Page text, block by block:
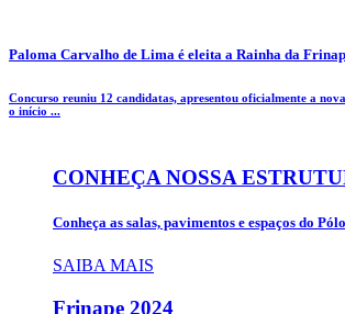
Paloma Carvalho de Lima é eleita a Rainha da
Concurso reuniu 12 candidatas, apresentou oficialmente a
o início ...
CONHEÇA NOSSA
Conheça as salas, pavimentos e espaços do
SAIBA MAIS
Frinape 2024